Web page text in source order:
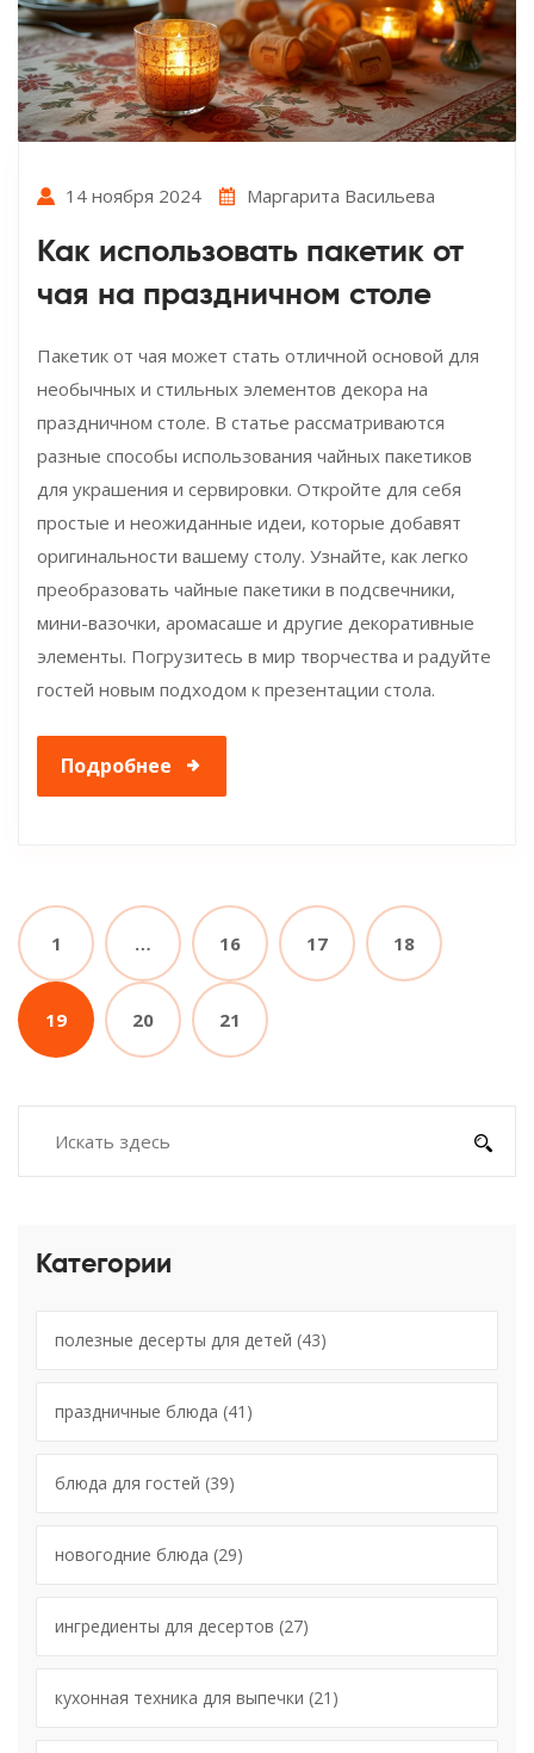
14 ноября 2024 Маргарита Васильева
Как использовать пакетик от
чая на праздничном столе
Пакетик от чая может стать отличной основой для
необычных и стильных элементов декора на
праздничном столе. В статье рассматриваются
разные способы использования чайных пакетиков
для украшения и сервировки. Откройте для себя
простые и неожиданные идеи, которые добавят
оригинальности вашему столу. Узнайте, как легко
преобразовать чайные пакетики в подсвечники,
мини-вазочки, аромасаше и другие декоративные
элементы. Погрузитесь в мир творчества и радуйте
гостей новым подходом к презентации стола.
Подробнее
1 … 16 17 18
19 20 21
Категории
полезные десерты для детей (43)
праздничные блюда (41)
блюда для гостей (39)
новогодние блюда (29)
ингредиенты для десертов (27)
кухонная техника для выпечки (21)